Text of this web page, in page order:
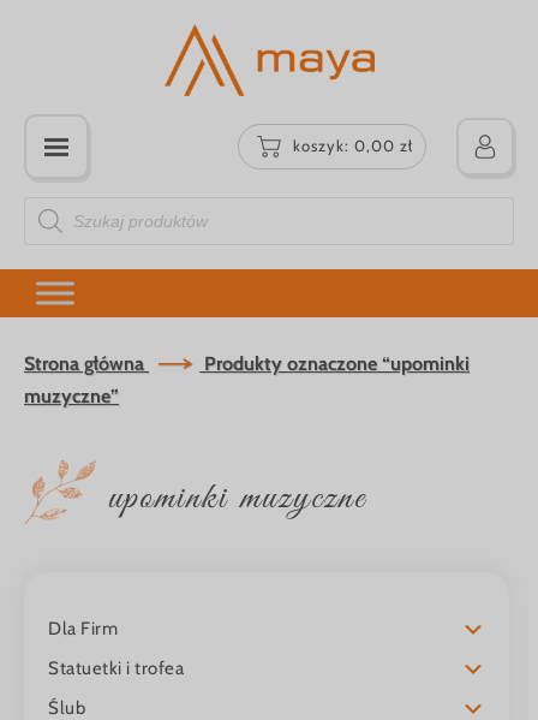
Wyszukiwarka
produktów
koszyk: 0,00 zł
Strona główna
Produkty oznaczone “upominki
muzyczne”
upominki muzyczne
Dla Firm
Statuetki i trofea
Ślub